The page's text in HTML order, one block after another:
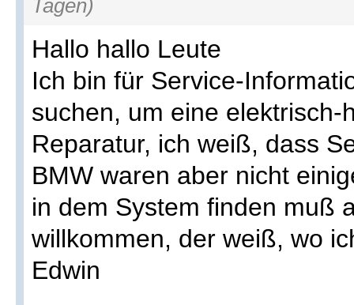
Tagen)
Hallo hallo Leute
Ich bin für Service-
suchen, um eine elektrisch-
Reparatur, ich weiß, dass
BMW waren aber nicht
in dem System finden muß
willkommen, der weiß, wo
Edwin